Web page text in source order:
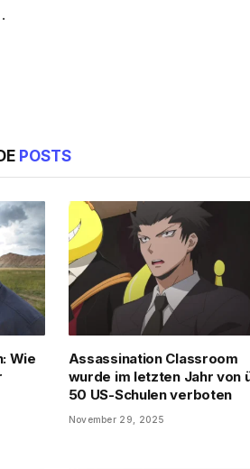
POSTS
Wie
Assassination Classroom
wurde im letzten Jahr von
50 US-Schulen verboten
November 29, 2025